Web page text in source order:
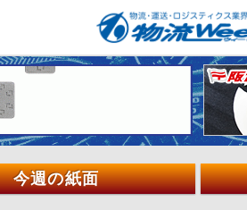
今週の紙面